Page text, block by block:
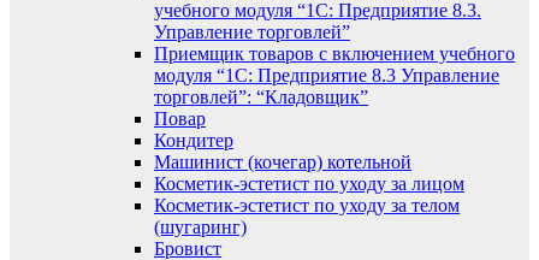
учебного модуля “1С: Предприятие 8.3.
Управление торговлей”
Приемщик товаров с включением учебного
модуля “1С: Предприятие 8.3 Управление
торговлей”: “Кладовщик”
Повар
Кондитер
Машинист (кочегар) котельной
Косметик-эстетист по уходу за лицом
Косметик-эстетист по уходу за телом
(шугаринг)
Бровист